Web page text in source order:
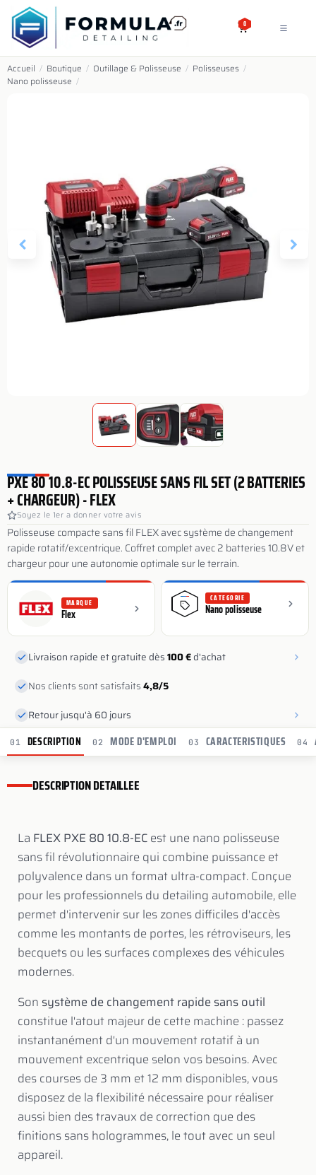
SE RENDRE AU CONTENU
0
Accueil / Boutique / Outillage & Polisseuse / Polisseuses /
Nano polisseuse /
PXE 80 10.8-EC POLISSEUSE SANS FIL SET (2 BATTERIES
+ CHARGEUR) - FLEX
Soyez le 1er a donner votre avis
Polisseuse compacte sans fil FLEX avec système de changement
rapide rotatif/excentrique. Coffret complet avec 2 batteries 10.8V et
chargeur pour une autonomie optimale sur le terrain.
MARQUE
Flex
CATEGORIE
Nano polisseuse
Livraison rapide et gratuite dès100 €d'achat
Nos clients sont satisfaits4,8/5
Retour jusqu'à 60 jours
01 DESCRIPTION 02 MODE D'EMPLOI 03 CARACTERISTIQUES 04
DESCRIPTION DETAILLEE
La FLEX PXE 80 10.8-ECest une nano polisseuse
sans fil révolutionnaire qui combine puissance et
polyvalence dans un format ultra-compact. Conçue
pour les professionnels du detailing automobile, elle
permet d'intervenir sur les zones difficiles d'accès
comme les montants de portes, les rétroviseurs, les
becquets ou les surfaces complexes des véhicules
modernes.
Son système de changement rapide sans outil
constitue l'atout majeur de cette machine : passez
instantanément d'un mouvement rotatif à un
mouvement excentrique selon vos besoins. Avec
des courses de 3 mm et 12 mm disponibles, vous
disposez de la flexibilité nécessaire pour réaliser
aussi bien des travaux de correction que des
finitions sans hologrammes, le tout avec un seul
appareil.